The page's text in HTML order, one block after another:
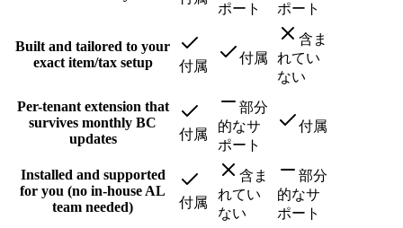
ポート
ポート
Built and tailored to your
exact item/tax setup
付属
付属
含ま
れてい
ない
Per-tenant extension that
survives monthly BC
updates
付属
部分
的なサ
ポート
付属
Installed and supported
for you (no in-house AL
team needed)
付属
含ま
れてい
ない
部分
的なサ
ポート